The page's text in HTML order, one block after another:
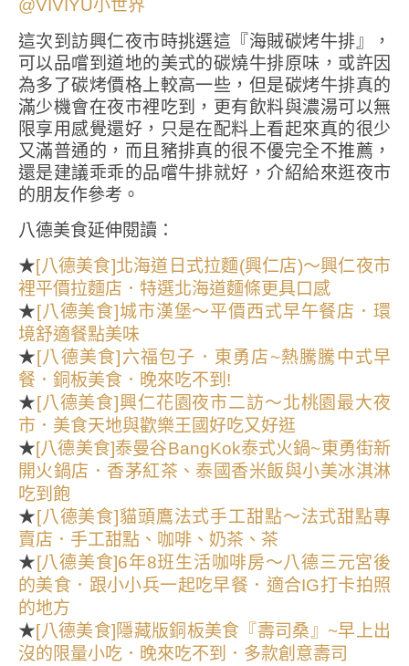
這次到訪興仁夜市時挑選這『海賊碳烤牛排』，
可以品嚐到道地的美式的碳燒牛排原味，或許因
為多了碳烤價格上較高一些，但是碳烤牛排真的
滿少機會在夜市裡吃到，更有飲料與濃湯可以無
限享用感覺還好，只是在配料上看起來真的很少
又滿普通的，而且豬排真的很不優完全不推薦，
還是建議乖乖的品嚐牛排就好，介紹給來逛夜市
的朋友作參考。
八德美食延伸閱讀：
★[八德美食]北海道日式拉麵(興仁店)～興仁夜市
裡平價拉麵店．特選北海道麵條更具口感
★ [八德美食]城市漢堡～平價西式早午餐店．環
境舒適餐點美味
★ [八德美食]六福包子．東勇店~熱騰騰中式早
餐．銅板美食．晚來吃不到!
★ [八德美食]興仁花園夜市二訪～北桃園最大夜
市．美食天地與歡樂王國好吃又好逛
★[八德美食]泰曼谷BangKok泰式火鍋~東勇街新
開火鍋店．香茅紅茶、泰國香米飯與小美冰淇淋
吃到飽
★ [八德美食]貓頭鷹法式手工甜點～法式甜點專
賣店．手工甜點、咖啡、奶茶、茶
★ [八德美食]6年8班生活咖啡房～八德三元宮後
的美食．跟小小兵一起吃早餐．適合IG打卡拍照
的地方
★[八德美食]隱藏版銅板美食『壽司桑』~早上出
沒的限量小吃．晚來吃不到．多款創意壽司